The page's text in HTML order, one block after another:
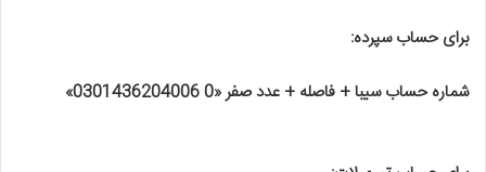
برای حساب سپرده:
شماره حساب سیبا + فاصله + عدد صفر «0 0301436204006
»